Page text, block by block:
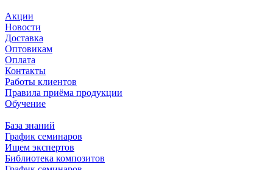
Акции
Новости
Доставка
Оптовикам
Оплата
Контакты
Работы клиентов
Правила приёма продукции
Обучение
База знаний
График семинаров
Ищем экспертов
Библиотека композитов